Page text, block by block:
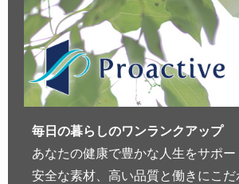
毎日の暮らしのワンランクアップ
あなたの健康で豊かな人生をサポ
安全な素材、高い品質と働きにこ